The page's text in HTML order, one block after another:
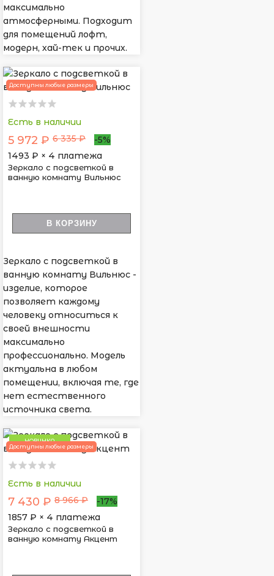
максимально
атмосферными. Подходит
для помещений лофт,
модерн, хай-тек и прочих.
Доступны любые размеры
Есть в наличии
5 972 ₽ 6 335 ₽
-5%
1493 ₽ × 4 платежа
Зеркало с подсветкой в
ванную комнату Вильнюс
В КОРЗИНУ
Зеркало с подсветкой в
ванную комнату Вильнюс -
изделие, которое
позволяет каждому
человеку относиться к
своей внешности
максимально
профессионально. Модель
актуальна в любом
помещении, включая те, где
нет естественного
источника света.
НОВИНКА
Доступны любые размеры
Есть в наличии
7 430 ₽ 8 966 ₽
-17%
1857 ₽ × 4 платежа
Зеркало с подсветкой в
ванную комнату Акцент